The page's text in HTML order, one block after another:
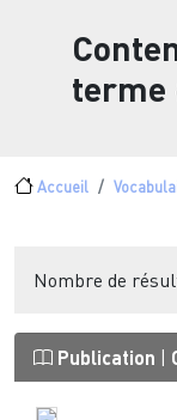
terme
Fil d'Ariane
Accueil
Nombre de
Publication